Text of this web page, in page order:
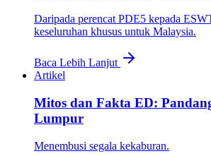
Daripada perencat PDE5 kepada
keseluruhan khusus untuk Malaysia.
Baca Lebih Lanjut
Artikel
Mitos dan Fakta ED:
Lumpur
Menembusi segala kekaburan.